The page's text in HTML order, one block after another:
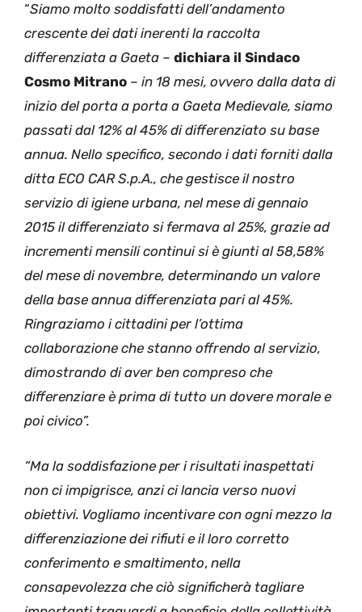
“Siamo molto soddisfatti dell’andamento
crescente dei dati inerenti la raccolta
differenziata a Gaeta – dichiara il Sindaco
Cosmo Mitrano – in 18 mesi, ovvero dalla data di
inizio del porta a porta a Gaeta Medievale, siamo
passati dal 12% al 45% di differenziato su base
annua. Nello specifico, secondo i dati forniti dalla
ditta ECO CAR S.p.A., che gestisce il nostro
servizio di igiene urbana, nel mese di gennaio
2015 il differenziato si fermava al 25%, grazie ad
incrementi mensili continui si è giunti al 58,58%
del mese di novembre, determinando un valore
della base annua differenziata pari al 45%.
Ringraziamo i cittadini per l’ottima
collaborazione che stanno offrendo al servizio,
dimostrando di aver ben compreso che
differenziare è prima di tutto un dovere morale e
poi civico”.
“Ma la soddisfazione per i risultati inaspettati
non ci impigrisce, anzi ci lancia verso nuovi
obiettivi. Vogliamo incentivare con ogni mezzo la
differenziazione dei rifiuti e il loro corretto
conferimento e smaltimento, nella
consapevolezza che ciò significherà tagliare